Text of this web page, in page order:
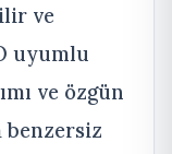
ve
uyumlu
ve özgün